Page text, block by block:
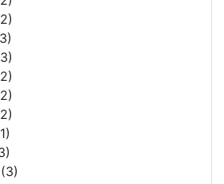
(3)